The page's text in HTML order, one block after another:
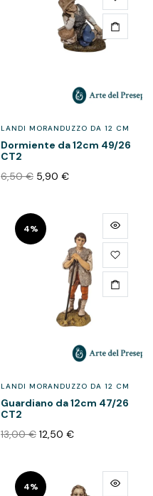
LANDI MORANDUZZO DA 12 CM
Dormiente da 12cm 49/26
CT2
6,50€ 5,90 €
4%
LANDI MORANDUZZO DA 12 CM
Guardiano da 12cm 47/26
CT2
13,00€ 12,50 €
4%